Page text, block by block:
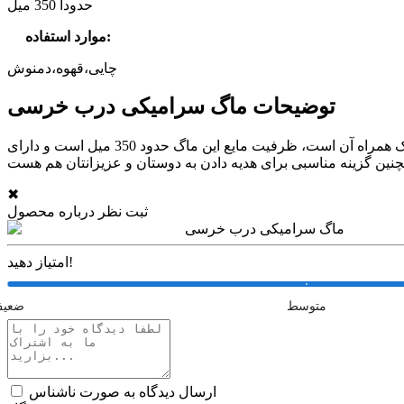
حدودا 350 میل
موارد استفاده:
چایی،قهوه،دمنوش
توضیحات ماگ سرامیکی درب خرسی
ماگ سرامیکی درب خرسی یک ماگ فانتزی وارداتی با کیفیت و درجه یک و بسیار زیباست، جنس این ماگ سرامیکی است و یه قاشق کوچک همراه آن است، ظرفیت مایع این ماگ حدود 350 میل است و دارای
✖
ثبت نظر درباره محصول
ماگ سرامیکی درب خرسی
امتیاز دهید!
متوسط
ارسال دیدگاه به صورت ناشناس